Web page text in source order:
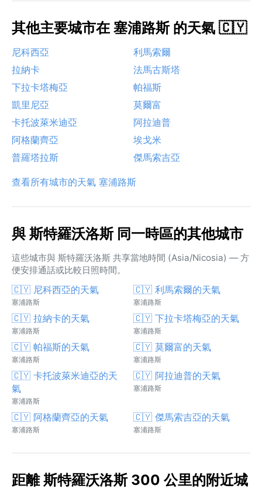
其他主要城市在 塞浦路斯 的天氣 🇨🇾
尼科西亞
利馬索爾
拉納卡
法馬古斯塔
下拉卡塔梅亞
帕福斯
凱里尼亞
莫爾富
卡托波萊米迪亞
阿拉迪普
阿格蘭齊亞
埃戈米
普羅塔拉斯
傑馬索吉亞
查看所有城市的天氣 塞浦路斯
與 斯特羅沃洛斯 同一時區的其他城市
這些城市與 斯特羅沃洛斯 共享當地時間 (Asia/Nicosia) — 方
便安排通話或比較日照時間。
🇨🇾 尼科西亞的天氣
塞浦路斯
🇨🇾 利馬索爾的天氣
塞浦路斯
🇨🇾 拉納卡的天氣
塞浦路斯
🇨🇾 下拉卡塔梅亞的天氣
塞浦路斯
🇨🇾 帕福斯的天氣
塞浦路斯
🇨🇾 莫爾富的天氣
塞浦路斯
🇨🇾 卡托波萊米迪亞的天
氣
塞浦路斯
🇨🇾 阿拉迪普的天氣
塞浦路斯
🇨🇾 阿格蘭齊亞的天氣
塞浦路斯
🇨🇾 傑馬索吉亞的天氣
塞浦路斯
距離 斯特羅沃洛斯 300 公里的附近城